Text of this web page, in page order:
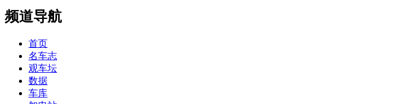
频道导航
首页
名车志
观车坛
数据
车库